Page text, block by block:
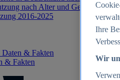
nach Alter und Geschlecht in
2016-2025
& Fakten
& Fakten
Ihre
Wir